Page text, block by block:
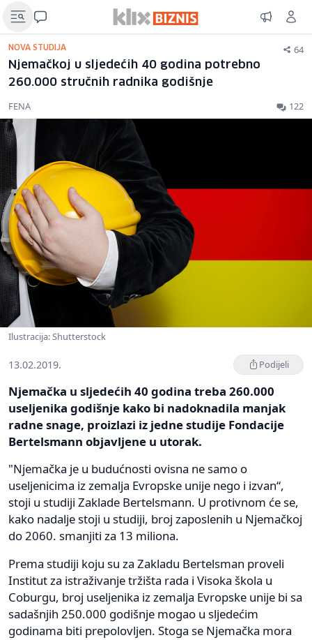
NOVA STUDIJA 64
Njemačkoj u sljedećih 40 godina potrebno
260.000 stručnih radnika godišnje
FENA 122
Ilustracija: Shutterstock
13.02.2019. Podijeli
Njemačka u sljedećih 40 godina treba 260.000
useljenika godišnje kako bi nadoknadila manjak
radne snage, proizlazi iz jedne studije Fondacije
Bertelsmann objavljene u utorak.
"Njemačka je u budućnosti ovisna ne samo o
useljenicima iz zemalja Evropske unije nego i izvan“,
stoji u studiji Zaklade Bertelsmann. U protivnom će se,
kako nadalje stoji u studiji, broj zaposlenih u Njemačkoj
do 2060. smanjiti za 13 miliona.
Prema studiji koju su za Zakladu Bertelsman proveli
Institut za istraživanje tržišta rada i Visoka škola u
Coburgu, broj useljenika iz zemalja Evropske unije bi sa
sadašnjih 250.000 godišnje mogao u sljedećim
godinama biti prepolovljen. Stoga se Njemačka mora